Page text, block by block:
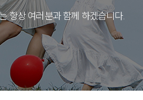
항상 여러분과 함께 하겠습니다.